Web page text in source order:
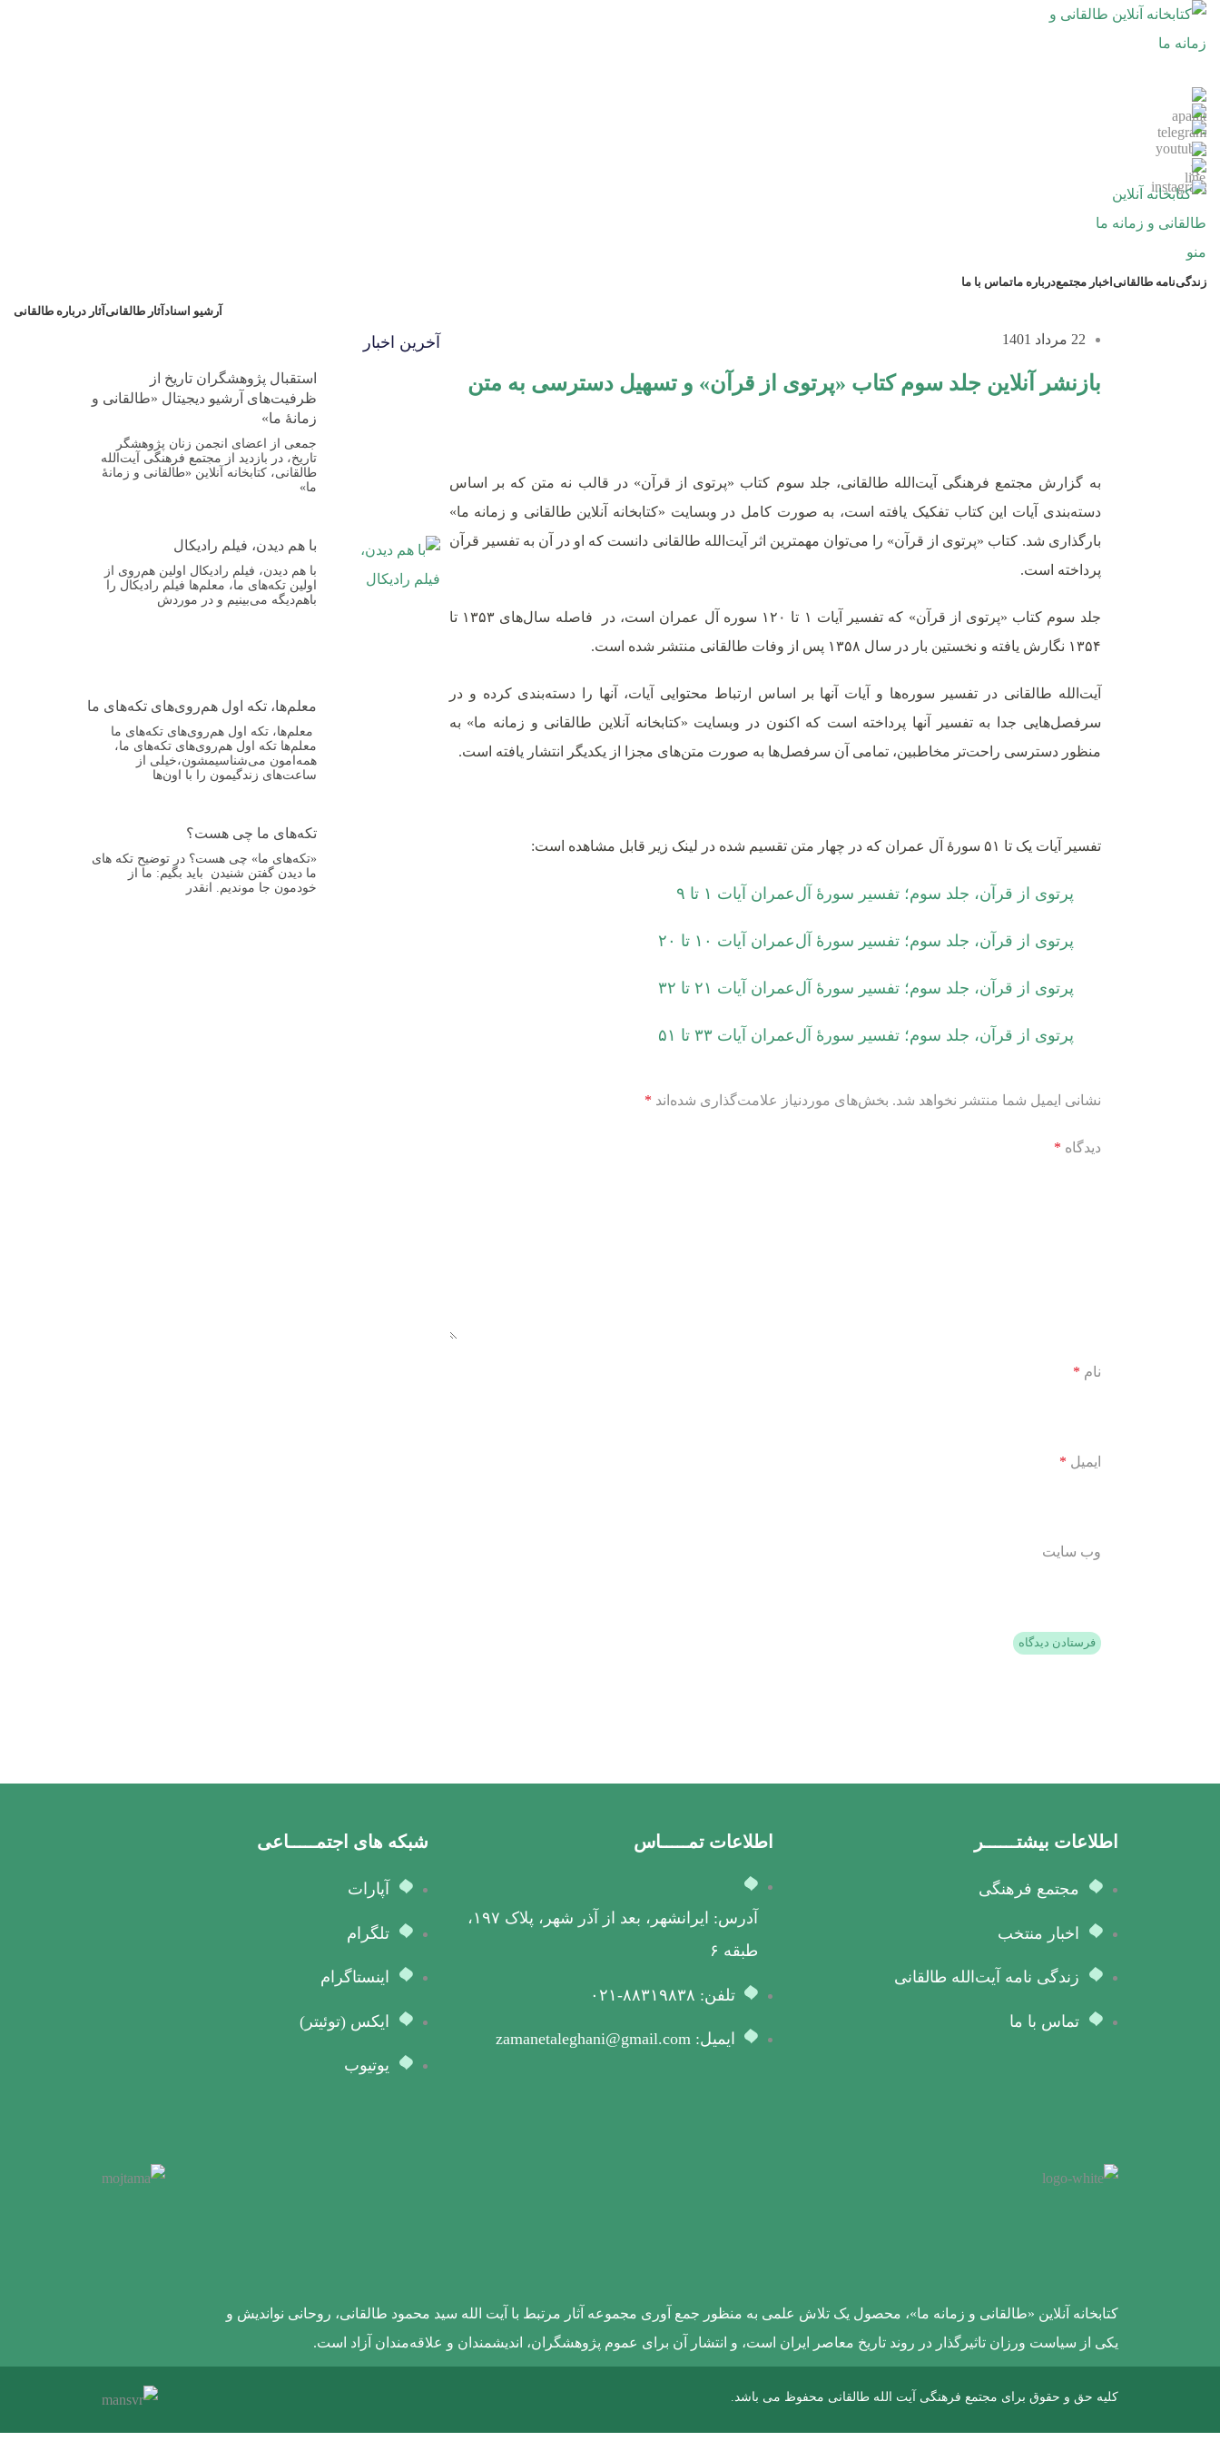
منو
زندگی‌نامه طالقانی اخبار مجتمعدرباره ماتماس با ما
آرشیو اسناد آثار طالقانی آثار درباره طالقانی
22 مرداد 1401
بازنشر آنلاین جلد سوم کتاب «پرتوی از قرآن» و تسهیل دسترسی به متن
به گزارش مجتمع فرهنگی آیت‌الله طالقانی، جلد سوم کتاب «پرتوی از قرآن» در قالب نه متن که بر اساس
دسته‌بندی آیات این کتاب تفکیک یافته است، به صورت کامل در وبسایت «کتابخانه آنلاین طالقانی و زمانه ما»
بارگذاری شد. کتاب «پرتوی از قرآن» را می‌توان مهمترین اثر آیت‌الله طالقانی دانست که او در آن به تفسیر قرآن
پرداخته است.
جلد سوم کتاب «پرتوی از قرآن»
که تفسیر آیات ۱ تا ۱۲۰ سوره آل عمران است، در فاصله سال‌های ۱۳۵۳ تا
۱۳۵۴ نگارش یافته و نخستین بار در سال ۱۳۵۸ پس از وفات طالقانی منتشر شده است.
آیت‌الله طالقانی در تفسیر سوره‌ها و آیات آنها بر اساس ارتباط محتوایی آیات، آنها را دسته‌بندی کرده و در
سرفصل‌هایی جدا به تفسیر آنها پرداخته است که اکنون در وبسایت «کتابخانه آنلاین طالقانی و زمانه ما» به
منظور دسترسی راحت‌تر مخاطبین، تمامی آن سرفصل‌ها به صورت متن‌های مجزا از یکدیگر انتشار یافته است.
تفسیر آیات یک تا ۵۱ سورۀ آل عمران که در چهار متن تقسیم شده در لینک زیر قابل مشاهده است:
پرتوی از قرآن، جلد سوم؛ تفسیر سورۀ آل‌عمران آیات ۱ تا ۹
پرتوی از قرآن، جلد سوم؛ تفسیر سورۀ آل‌عمران آیات ۱۰ تا ۲۰
پرتوی از قرآن، جلد سوم؛ تفسیر سورۀ آل‌عمران آیات ۲۱ تا ۳۲
پرتوی از قرآن، جلد سوم؛ تفسیر سورۀ آل‌عمران آیات ۳۳ تا ۵۱
نشانی ایمیل شما منتشر نخواهد شد. بخش‌های موردنیاز علامت‌گذاری شده‌اند *
دیدگاه *
نام *
ایمیل *
وب‌ سایت
آخرین اخبار
استقبال پژوهشگران تاریخ از
ظرفیت‌های آرشیو دیجیتال «طالقانی و
زمانهٔ ما»
جمعی از اعضای انجمن زنان پژوهشگر
تاریخ، در بازدید از مجتمع فرهنگی آیت‌الله
طالقانی، کتابخانه آنلاین «طالقانی و زمانهٔ
ما»
با هم دیدن، فیلم رادیکال
با هم دیدن، فیلم رادیکال اولین هم‌روی از
اولین تکه‌های ما، معلم‌ها فیلم رادیکال را
باهم‌دیگه می‌بینیم و در موردش
معلم‌ها، تکه اول هم‌روی‌های تکه‌های ما
معلم‌ها، تکه اول هم‌روی‌های تکه‌های ما
معلم‌ها تکه اول هم‌روی‌های تکه‌های ما،
همه‌امون می‌شناسیمشون،خیلی از
ساعت‌های زندگیمون را با اون‌ها
تکه‌های ما چی هست؟
«تکه‌های ما» چی هست؟ در توضیح تکه های
ما دیدن گفتن شنیدن باید بگیم: ما از
خودمون جا موندیم. انقدر
اطلاعات بیشتــــــر
مجتمع فرهنگی
اخبار منتخب
زندگی نامه آیت‌الله طالقانی
تماس با ما
اطلاعات تمـــــاس
آدرس: ایرانشهر، بعد از آذر شهر، پلاک ۱۹۷،
طبقه ۶
تلفن: ۸۸۳۱۹۸۳۸-۰۲۱
ایمیل: zamanetaleghani@gmail.com
شبکه های اجتمـــــاعی
آپارات
تلگرام
اینستاگرام
ایکس (توئیتر)
یوتیوب
کتابخانه آنلاین «طالقانی و زمانه ما»، محصول یک تلاش علمی به منظور جمع آوری مجموعه آثار مرتبط با آیت الله سید محمود طالقانی، روحانی نواندیش و
یکی از سیاست ورزان تاثیرگذار در روند تاریخ معاصر ایران است، و انتشار آن برای عموم پژوهشگران، اندیشمندان و علاقه‌مندان آزاد است.
کلیه حق و حقوق برای مجتمع فرهنگی آیت الله طالقانی محفوظ می باشد.